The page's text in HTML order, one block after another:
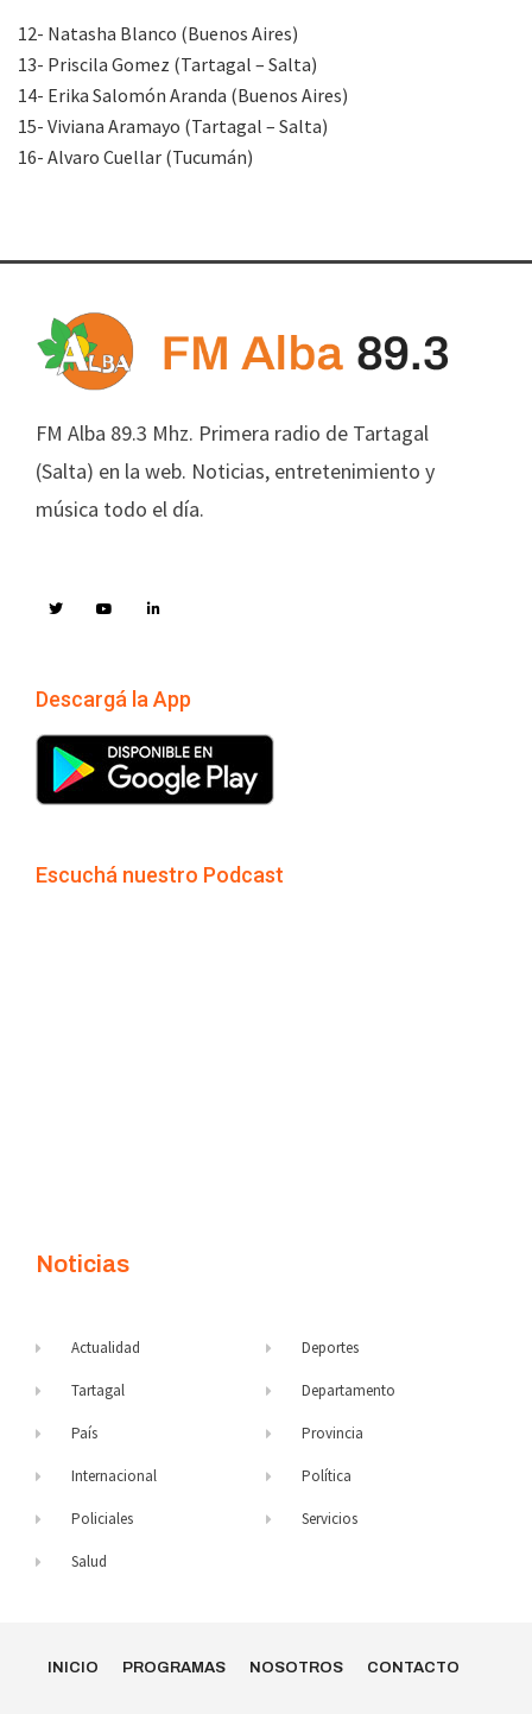
12- Natasha Blanco (Buenos Aires)
13- Priscila Gomez (Tartagal – Salta)
14- Erika Salomón Aranda (Buenos Aires)
15- Viviana Aramayo (Tartagal – Salta)
16- Alvaro Cuellar (Tucumán)
FM Alba 89.3 Mhz. Primera radio de Tartagal
(Salta) en la web. Noticias, entretenimiento y
música todo el día.
Descargá la App
Escuchá nuestro Podcast
Noticias
Actualidad
Tartagal
País
Internacional
Policiales
Salud
Deportes
Departamento
Provincia
Política
Servicios
INICIO PROGRAMAS NOSOTROS CONTACTO